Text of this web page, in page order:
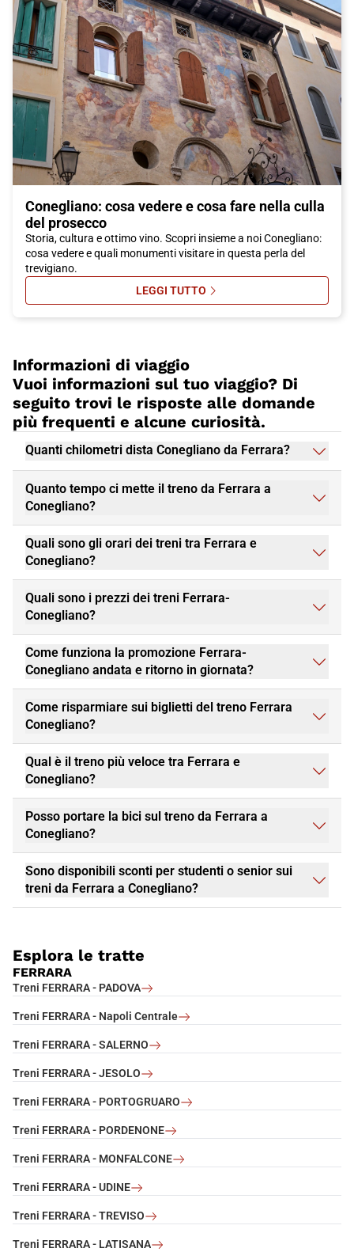
Conegliano: cosa vedere e cosa fare nella culla
del prosecco
Storia, cultura e ottimo vino. Scopri insieme a noi Conegliano:
cosa vedere e quali monumenti visitare in questa perla del
trevigiano.
LEGGI TUTTOSU CONEGLIANO: COSA VEDERE
Informazioni di viaggio
Vuoi informazioni sul tuo viaggio? Di
seguito trovi le risposte alle domande
più frequenti e alcune curiosità.
Quanti chilometri dista Conegliano da Ferrara?
Quanto tempo ci mette il treno da Ferrara a
Conegliano?
Quali sono gli orari dei treni tra Ferrara e
Conegliano?
Quali sono i prezzi dei treni Ferrara-
Conegliano?
Come funziona la promozione Ferrara-
Conegliano andata e ritorno in giornata?
Come risparmiare sui biglietti del treno Ferrara
Conegliano?
Qual è il treno più veloce tra Ferrara e
Conegliano?
Posso portare la bici sul treno da Ferrara a
Conegliano?
Sono disponibili sconti per studenti o senior sui
treni da Ferrara a Conegliano?
Esplora le tratte
FERRARA
Treni FERRARA - PADOVA
Treni FERRARA - Napoli Centrale
Treni FERRARA - SALERNO
Treni FERRARA - JESOLO
Treni FERRARA - PORTOGRUARO
Treni FERRARA - PORDENONE
Treni FERRARA - MONFALCONE
Treni FERRARA - UDINE
Treni FERRARA - TREVISO
Treni FERRARA - LATISANA